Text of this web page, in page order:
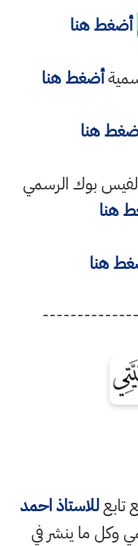
أضغط هنا
أضغط هنا
هنا
بوك الرسمي
هنا
هنا
تابعللاستاذ احمد
وكل ما ينشر في